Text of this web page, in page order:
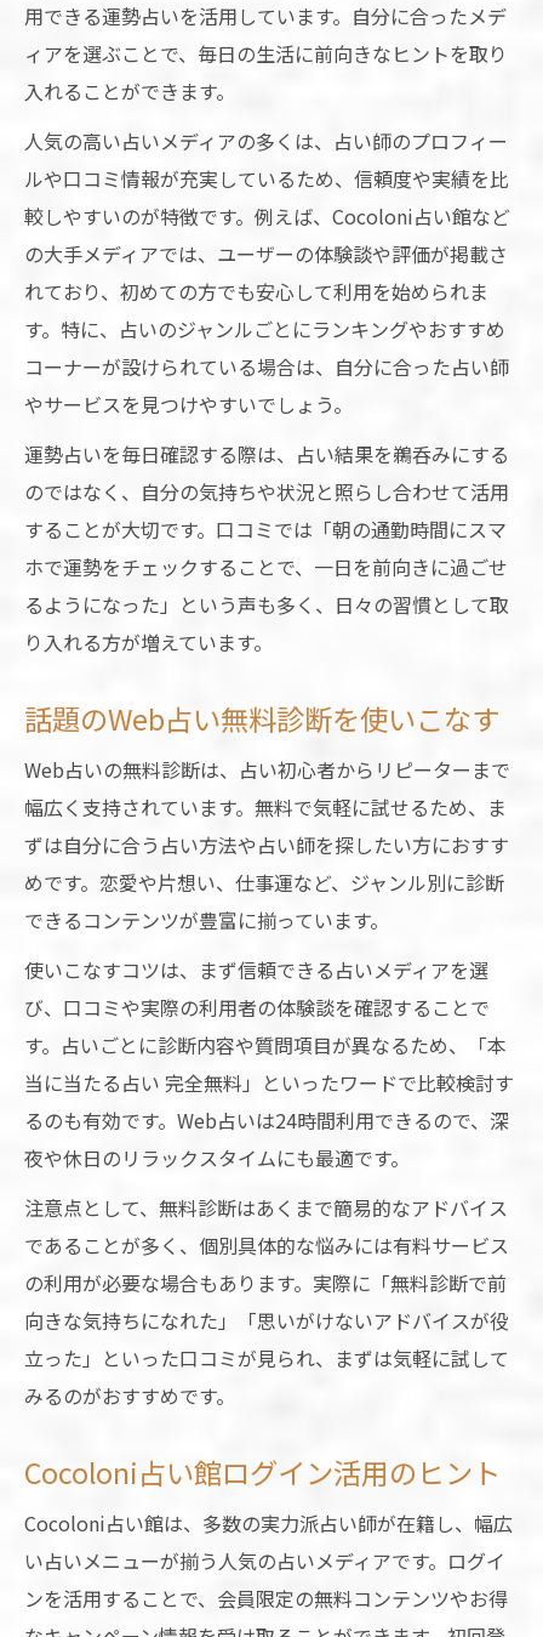
用できる運勢占いを活用しています。自分に合ったメデ
ィアを選ぶことで、毎日の生活に前向きなヒントを取り
入れることができます。
人気の高い占いメディアの多くは、占い師のプロフィー
ルや口コミ情報が充実しているため、信頼度や実績を比
較しやすいのが特徴です。例えば、Cocoloni占い館など
の大手メディアでは、ユーザーの体験談や評価が掲載さ
れており、初めての方でも安心して利用を始められま
す。特に、占いのジャンルごとにランキングやおすすめ
コーナーが設けられている場合は、自分に合った占い師
やサービスを見つけやすいでしょう。
運勢占いを毎日確認する際は、占い結果を鵜呑みにする
のではなく、自分の気持ちや状況と照らし合わせて活用
することが大切です。口コミでは「朝の通勤時間にスマ
ホで運勢をチェックすることで、一日を前向きに過ごせ
るようになった」という声も多く、日々の習慣として取
り入れる方が増えています。
話題のWeb占い無料診断を使いこなす
Web占いの無料診断は、占い初心者からリピーターまで
幅広く支持されています。無料で気軽に試せるため、ま
ずは自分に合う占い方法や占い師を探したい方におすす
めです。恋愛や片想い、仕事運など、ジャンル別に診断
できるコンテンツが豊富に揃っています。
使いこなすコツは、まず信頼できる占いメディアを選
び、口コミや実際の利用者の体験談を確認することで
す。占いごとに診断内容や質問項目が異なるため、「本
当に当たる占い 完全無料」といったワードで比較検討す
るのも有効です。Web占いは24時間利用できるので、深
夜や休日のリラックスタイムにも最適です。
注意点として、無料診断はあくまで簡易的なアドバイス
であることが多く、個別具体的な悩みには有料サービス
の利用が必要な場合もあります。実際に「無料診断で前
向きな気持ちになれた」「思いがけないアドバイスが役
立った」といった口コミが見られ、まずは気軽に試して
みるのがおすすめです。
Cocoloni占い館ログイン活用のヒント
Cocoloni占い館は、多数の実力派占い師が在籍し、幅広
い占いメニューが揃う人気の占いメディアです。ログイ
ンを活用することで、会員限定の無料コンテンツやお得